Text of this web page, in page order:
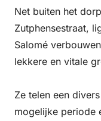
Net buiten het
Zutphensestraat,
Salomé
lekkere en vitale
Ze telen een
mogelijke periode